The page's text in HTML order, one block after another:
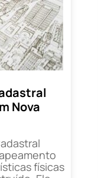
Nova
físicas